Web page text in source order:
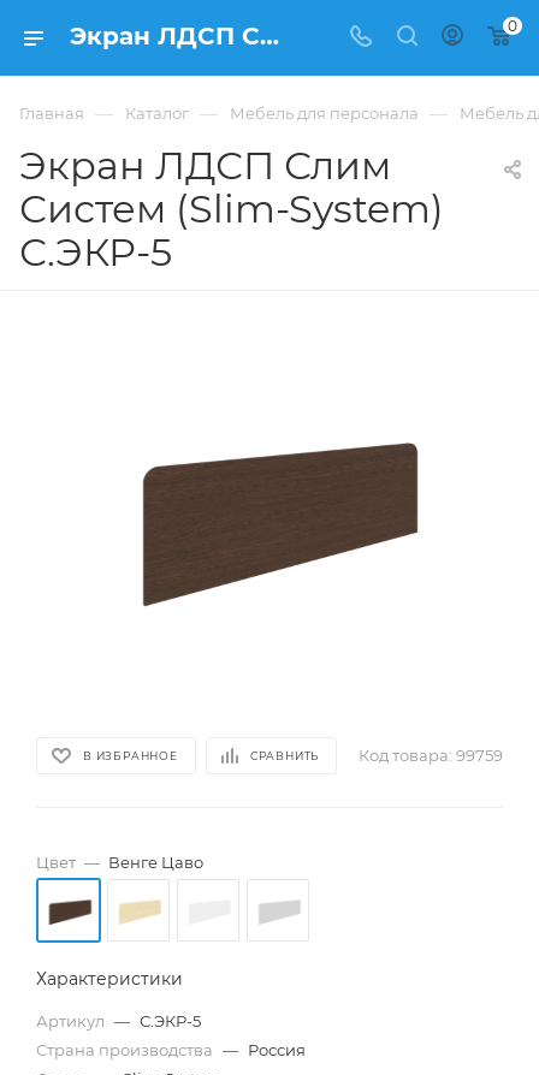
Экран ЛДСП Слим Систем (Slim-System) С.ЭКР-5 из ЛДСП купить в Москве, цена 1 881 ₽. - интернет-магазин ФРАНКОМ 0
Главная — Каталог — Мебель для персонала — Мебель
Экран ЛДСП Слим
Систем (Slim-System)
С.ЭКР-5
В ИЗБРАННОЕ СРАВНИТЬ Код товара: 99759
Цвет — Венге Цаво
Характеристики
Артикул — С.ЭКР-5
Страна производства — Россия